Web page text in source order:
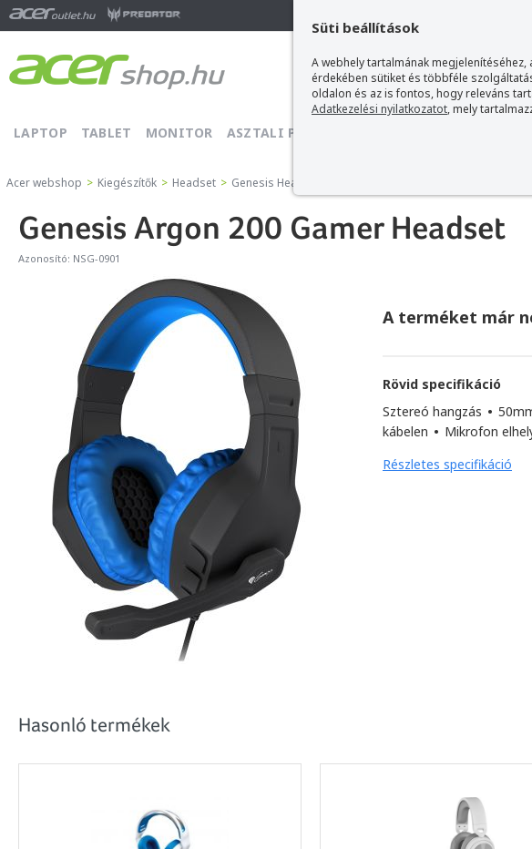
Süti beállítások
A webhely tartalmának
érdekében sütiket és többféle
oldalon és az is fontos, hogy releváns
Adatkezelési nyilatkozatot, mely
LAPTOP TABLET MONITOR ASZTALI PC
Acer webshop > Kiegészítők > Headset > Genesis Headset
Genesis Argon 200 Gamer Headset
Azonosító: NSG-0901
A terméket már
Rövid specifikáció
Sztereó hangzás •
kábelen • Mikrofon
Részletes specifikáció
Hasonló termékek